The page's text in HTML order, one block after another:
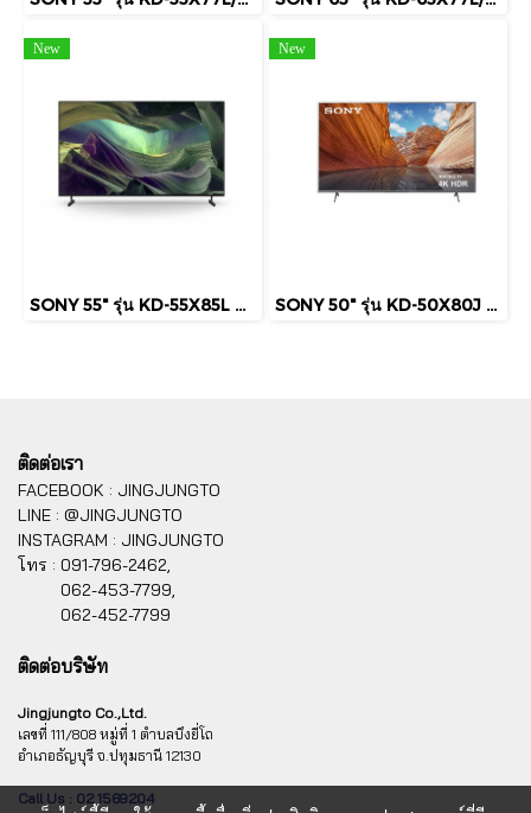
New
SONY 55" รุ่น KD-55X85L 4K Smart TV
New
SONY 50" รุ่น KD-50X80J 4K Smart TV
ติดต่อเรา
FACEBOOK : JINGJUNGTO
LINE : @JINGJUNGTO
INSTAGRAM : JINGJUNGTO
โทร : 091-796-2462,
062-453-7799,
062-452-7799
ติดต่อบริษัท
Jingjungto Co.,Ltd.
เลขที่ 111/808 หมู่ที่ 1 ตำบลบึงยี่โถ
อำเภอธัญบุรี จ.ปทุมธานี 12130
Call Us : 02 1569204